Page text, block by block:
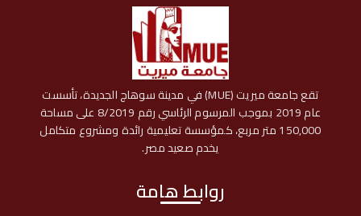
تقع جامعة ميريت (MUE) في مدينة سوهاج الجديدة، تأسست
عام 2019 بموجب المرسوم الرئاسي رقم 8/2019 على مساحة
150,000 متر مربع، كمؤسسة تعليمية رائدة ومشروع متكامل
يخدم صعيد مصر.
روابط هامة